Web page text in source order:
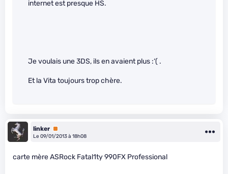
internet est presque HS.
Je voulais une 3DS, ils en avaient plus :‘( .
Et la Vita toujours trop chère.
linker Premium
Le 09/01/2013 à 18h08
carte mère ASRock Fatal1ty 990FX Professional